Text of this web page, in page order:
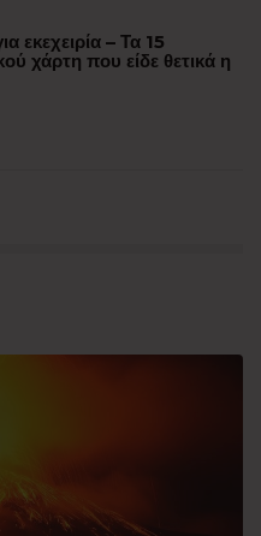
εκεχειρία – Τα 15
χάρτη που είδε θετικά η